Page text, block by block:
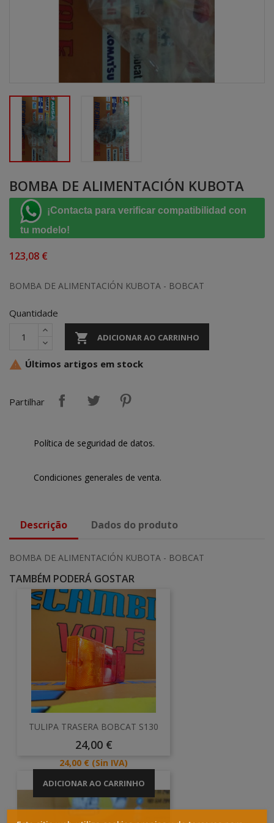
BOMBA DE ALIMENTACIÓN KUBOTA
¡Contacta para verificar compatibilidad con
tu modelo!
123,08 €
BOMBA DE ALIMENTACIÓN KUBOTA - BOBCAT
Quantidade
 ADICIONAR AO CARRINHO
 Últimos artigos em stock
Partilhar
Política de seguridad de datos.
Condiciones generales de venta.
Descrição Dados do produto
BOMBA DE ALIMENTACIÓN KUBOTA - BOBCAT
TAMBÉM PODERÁ GOSTAR
TULIPA TRASERA BOBCAT S130
Preço
24,00 €
Preço
24,00 € (Sin IVA)
ADICIONAR AO CARRINHO